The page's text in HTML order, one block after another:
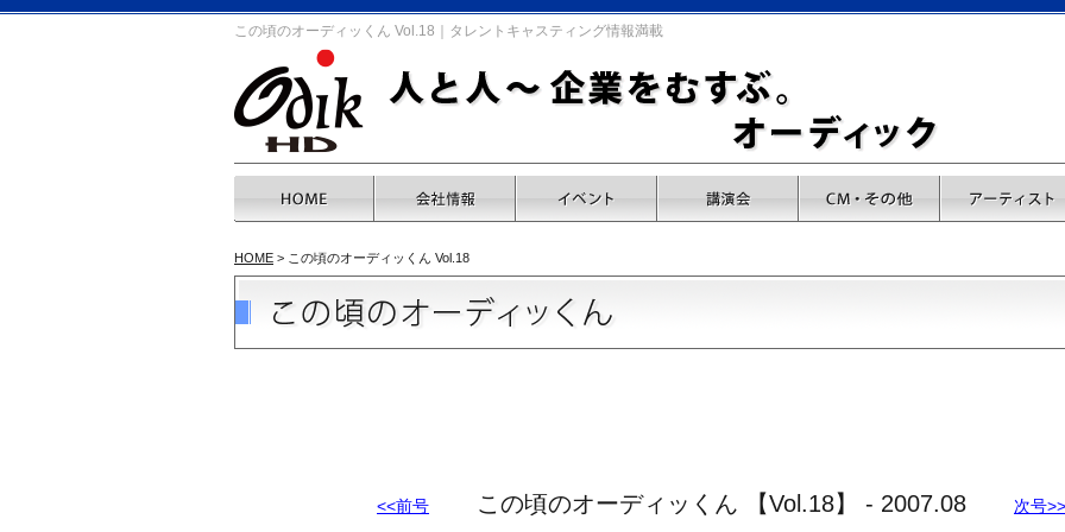
この頃のオーディッくん Vol.18｜タレントキャスティング情報満載
HOME > この頃のオーディッくん Vol.18
<<前号 この頃のオーディッくん 【Vol.18】 - 2007.08 次号>>